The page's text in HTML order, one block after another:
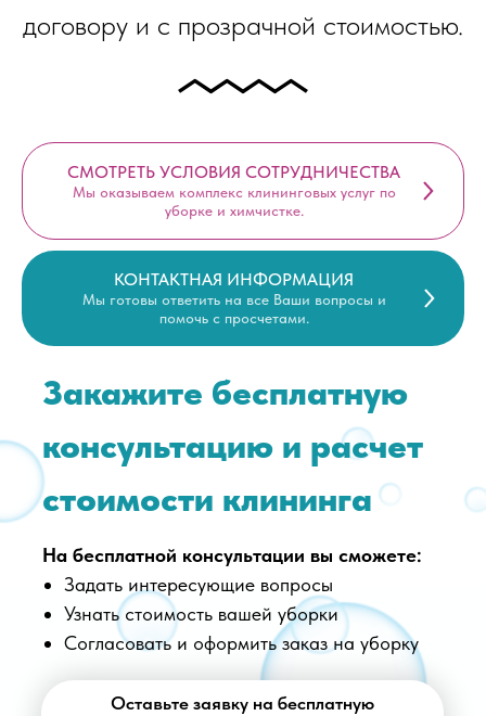
договору и с прозрачной стоимостью.
СМОТРЕТЬ УСЛОВИЯ СОТРУДНИЧЕСТВА
Мы оказываем комплекс клининговых услуг по
уборке и химчистке.
КОНТАКТНАЯ ИНФОРМАЦИЯ
Мы готовы ответить на все Ваши вопросы и
помочь с просчетами.
Закажите бесплатную
консультацию и расчет
стоимости клининга
На бесплатной консультации вы сможете:
Задать интересующие вопросы
Узнать стоимость вашей уборки
Согласовать и оформить заказ на уборку
Оставьте заявку на бесплатную